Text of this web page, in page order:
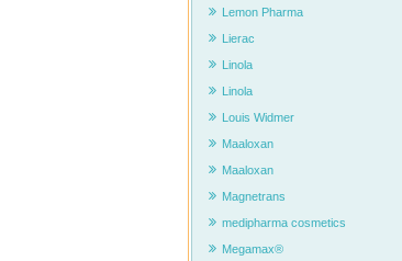
Lemon Pharma
Lierac
Linola
Linola
Louis Widmer
Maaloxan
Maaloxan
Magnetrans
medipharma cosmetics
Megamax®